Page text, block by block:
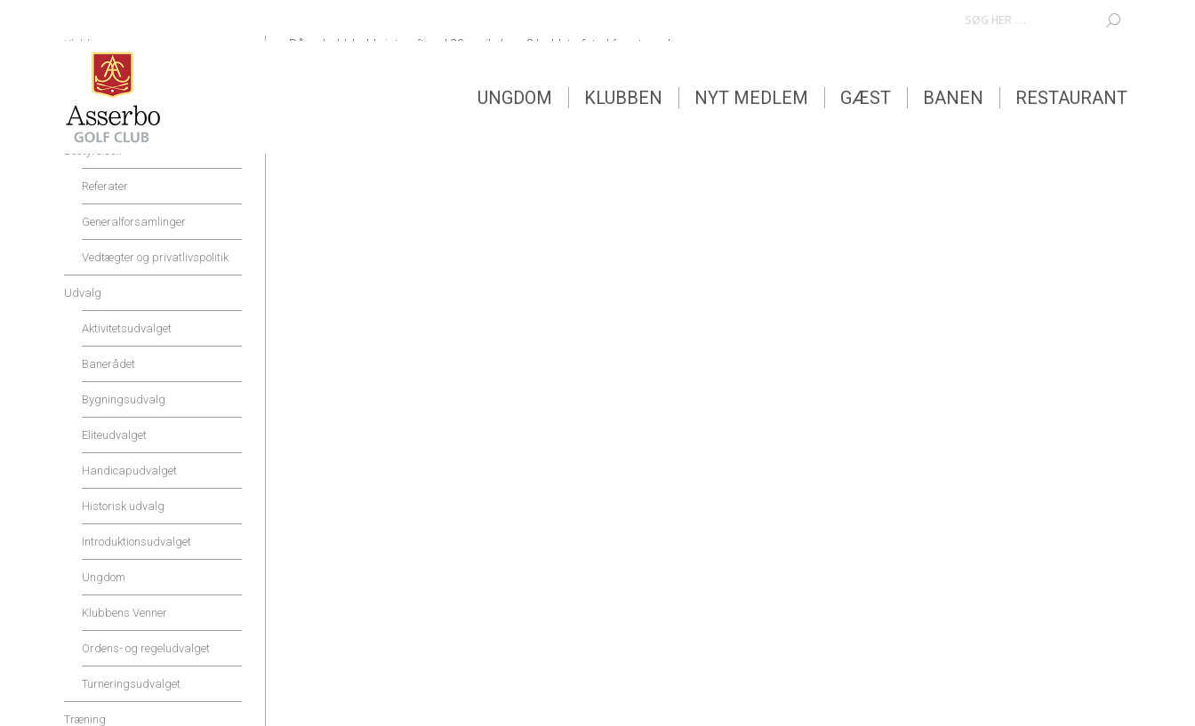
SEARCH:
UNGDOM KLUBBEN NYT MEDLEM GÆST BANEN RESTAURANT
På en kold, kold vinteraften d 22 april, drog C holdet afsted for at møde
Det er jo altid rart at vi kan forbedre os men tak for indsatsen, vi ses 1 maj
Klubben
Shop og Service
Priser og rabatter
Bestyrelsen
Referater
Generalforsamlinger
Vedtægter og privatlivspolitik
Udvalg
Aktivitetsudvalget
Banerådet
Bygningsudvalg
Eliteudvalget
Handicapudvalget
Historisk udvalg
Introduktionsudvalget
Ungdom
Klubbens Venner
Ordens- og regeludvalget
Turneringsudvalget
Træning